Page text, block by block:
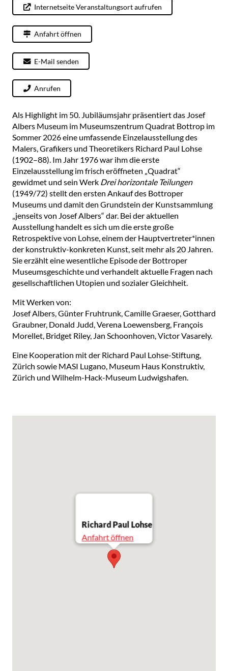
Internetseite Veranstaltungsort aufrufen
Anfahrt öffnen
E-Mail senden
Anrufen
Als Highlight im 50. Jubiläumsjahr präsentiert das Josef
Albers Museum im Museumszentrum Quadrat Bottrop im
Sommer 2026 eine umfassende Einzelausstellung des
Malers, Grafikers und Theoretikers Richard Paul Lohse
(1902–88). Im Jahr 1976 war ihm die erste
Einzelausstellung im frisch eröffneten „Quadrat“
gewidmet und sein Werk Drei horizontale Teilungen
(1949/72) stellt den ersten Ankauf des Bottroper
Museums und damit den Grundstein der Kunstsammlung
„jenseits von Josef Albers“ dar. Bei der aktuellen
Ausstellung handelt es sich um die erste große
Retrospektive von Lohse, einem der Hauptvertreter*innen
der konstruktiv-konkreten Kunst, seit mehr als 20 Jahren.
Sie erzählt eine wesentliche Episode der Bottroper
Museumsgeschichte und verhandelt aktuelle Fragen nach
gesellschaftlichen Utopien und sozialer Gleichheit.
Mit Werken von:
Josef Albers, Günter Fruhtrunk, Camille Graeser, Gotthard
Graubner, Donald Judd, Verena Loewensberg, François
Morellet, Bridget Riley, Jan Schoonhoven, Victor Vasarely.
Eine Kooperation mit der Richard Paul Lohse-Stiftung,
Zürich sowie MASI Lugano, Museum Haus Konstruktiv,
Zürich und Wilhelm-Hack-Museum Ludwigshafen.
Richard Paul Lohse
Anfahrt öffnen